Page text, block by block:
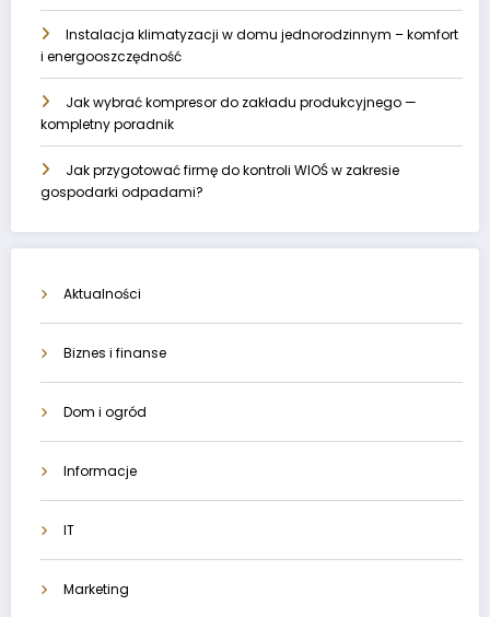
Instalacja klimatyzacji w domu jednorodzinnym – komfort
i energooszczędność
Jak wybrać kompresor do zakładu produkcyjnego —
kompletny poradnik
Jak przygotować firmę do kontroli WIOŚ w zakresie
gospodarki odpadami?
Aktualności
Biznes i finanse
Dom i ogród
Informacje
IT
Marketing